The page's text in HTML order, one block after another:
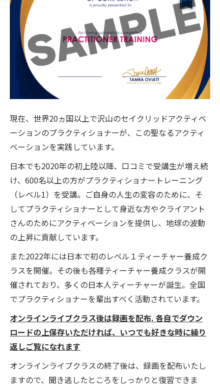
現在、世界20ヵ国以上で沢山のセイクリッドアクティベ
ーションのプラクティショナーが、この聖なるアクティ
ベーションを実践しています。
日本でも2020年の初上陸以降、口コミで受講生が増え続
け、600名以上の方がプラクティショナートレーニング
（レベル1）を受講。ご自身の人生の変容のために、そ
してプラクティショナーとして身近な方やクライアント
さんのためにアクティベーションを提供し、地球の波動
の上昇に貢献しています。
また2022年には日本で初のレベル１ティーチャー養成ク
ラスを開催。その後も各種ティーチャー養成クラスが開
催されており、多くの日本人ティーチャーが誕生。全国
でプラクティショナーを輩出すべく活動されています。
オンラインライブクラス後は録画を配布. 各自でダウン
ロードの上保存いただければ、いつでも好きな時に繰り
返しご覧になれます
オンラインライブクラスの終了後は、録画を配布いたし
ますので、聞き逃したところをしっかりと復習できま